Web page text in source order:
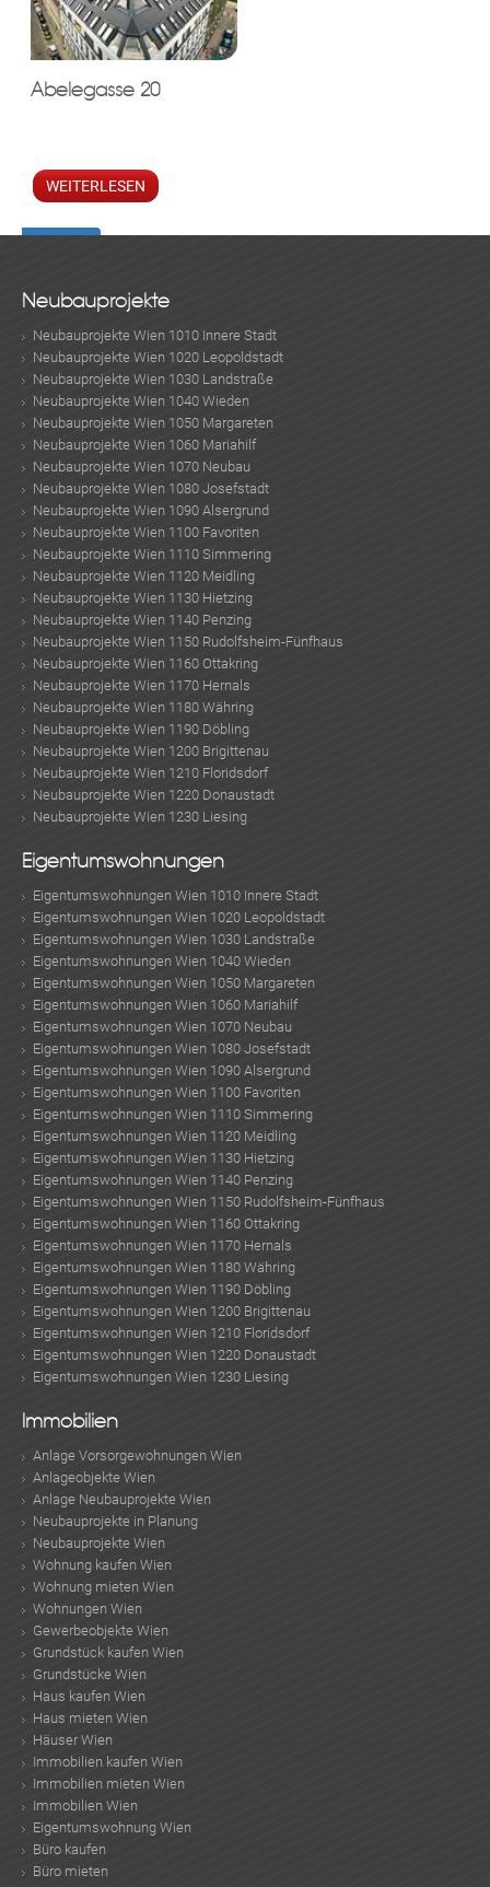
Abelegasse 20
WEITERLESEN
Neubauprojekte
Neubauprojekte Wien 1010 Innere Stadt
Neubauprojekte Wien 1020 Leopoldstadt
Neubauprojekte Wien 1030 Landstraße
Neubauprojekte Wien 1040 Wieden
Neubauprojekte Wien 1050 Margareten
Neubauprojekte Wien 1060 Mariahilf
Neubauprojekte Wien 1070 Neubau
Neubauprojekte Wien 1080 Josefstadt
Neubauprojekte Wien 1090 Alsergrund
Neubauprojekte Wien 1100 Favoriten
Neubauprojekte Wien 1110 Simmering
Neubauprojekte Wien 1120 Meidling
Neubauprojekte Wien 1130 Hietzing
Neubauprojekte Wien 1140 Penzing
Neubauprojekte Wien 1150 Rudolfsheim-Fünfhaus
Neubauprojekte Wien 1160 Ottakring
Neubauprojekte Wien 1170 Hernals
Neubauprojekte Wien 1180 Währing
Neubauprojekte Wien 1190 Döbling
Neubauprojekte Wien 1200 Brigittenau
Neubauprojekte Wien 1210 Floridsdorf
Neubauprojekte Wien 1220 Donaustadt
Neubauprojekte Wien 1230 Liesing
Eigentumswohnungen
Eigentumswohnungen Wien 1010 Innere Stadt
Eigentumswohnungen Wien 1020 Leopoldstadt
Eigentumswohnungen Wien 1030 Landstraße
Eigentumswohnungen Wien 1040 Wieden
Eigentumswohnungen Wien 1050 Margareten
Eigentumswohnungen Wien 1060 Mariahilf
Eigentumswohnungen Wien 1070 Neubau
Eigentumswohnungen Wien 1080 Josefstadt
Eigentumswohnungen Wien 1090 Alsergrund
Eigentumswohnungen Wien 1100 Favoriten
Eigentumswohnungen Wien 1110 Simmering
Eigentumswohnungen Wien 1120 Meidling
Eigentumswohnungen Wien 1130 Hietzing
Eigentumswohnungen Wien 1140 Penzing
Eigentumswohnungen Wien 1150 Rudolfsheim-Fünfhaus
Eigentumswohnungen Wien 1160 Ottakring
Eigentumswohnungen Wien 1170 Hernals
Eigentumswohnungen Wien 1180 Währing
Eigentumswohnungen Wien 1190 Döbling
Eigentumswohnungen Wien 1200 Brigittenau
Eigentumswohnungen Wien 1210 Floridsdorf
Eigentumswohnungen Wien 1220 Donaustadt
Eigentumswohnungen Wien 1230 Liesing
Immobilien
Anlage Vorsorgewohnungen Wien
Anlageobjekte Wien
Anlage Neubauprojekte Wien
Neubauprojekte in Planung
Neubauprojekte Wien
Wohnung kaufen Wien
Wohnung mieten Wien
Wohnungen Wien
Gewerbeobjekte Wien
Grundstück kaufen Wien
Grundstücke Wien
Haus kaufen Wien
Haus mieten Wien
Häuser Wien
Immobilien kaufen Wien
Immobilien mieten Wien
Immobilien Wien
Eigentumswohnung Wien
Büro kaufen
Büro mieten